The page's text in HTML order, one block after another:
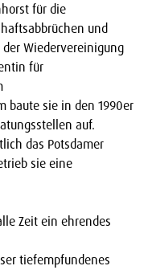
für die
und
Wiedervereinigung
für
baute sie in den 1990er
auf.
das Potsdamer
sie eine
Zeit ein ehrendes
tiefempfundenes